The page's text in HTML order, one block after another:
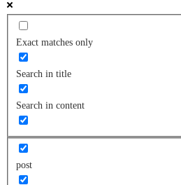
Exact matches only
Search in title
Search in content
post